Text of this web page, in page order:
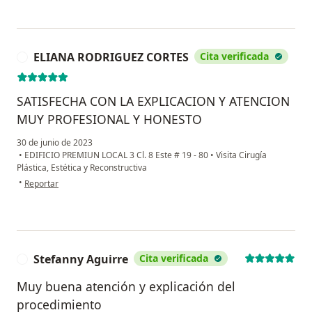
ELIANA RODRIGUEZ CORTES Cita verificada
SATISFECHA CON LA EXPLICACION Y ATENCION
MUY PROFESIONAL Y HONESTO
30 de junio de 2023
• EDIFICIO PREMIUN LOCAL 3 Cl. 8 Este # 19 - 80 • Visita Cirugía
Plástica, Estética y Reconstructiva
• en opinión del usuario ELIANA RODRIGUEZ CORTES
Reportar
Stefanny Aguirre Cita verificada
Muy buena atención y explicación del
procedimiento